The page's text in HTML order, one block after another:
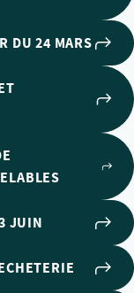
DU 24 MARS
JUIN